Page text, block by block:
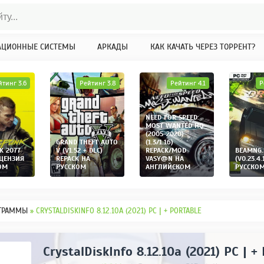
СИСТЕМЫ АРКАДЫ КАК КАЧАТЬ ЧЕРЕЗ ТОРРЕНТ?
2077
3.6
GRAND THEFT AUTO
V (V1.52 + DLC)
REPACK НА
РУССКОМ
Рейтинг 3.8
NEED FOR SPEED:
MOST WANTED HQ
(2005-2020)
(1.3/1.16)
REPACK/MOD
VASY@N НА
АНГЛИЙСКОМ
Рейтинг 4.1
» CRYSTALDISKINFO 8.12.10A (2021) PC | + PORTABLE
CrystalDiskInfo 8.12.10a (2021) PC |